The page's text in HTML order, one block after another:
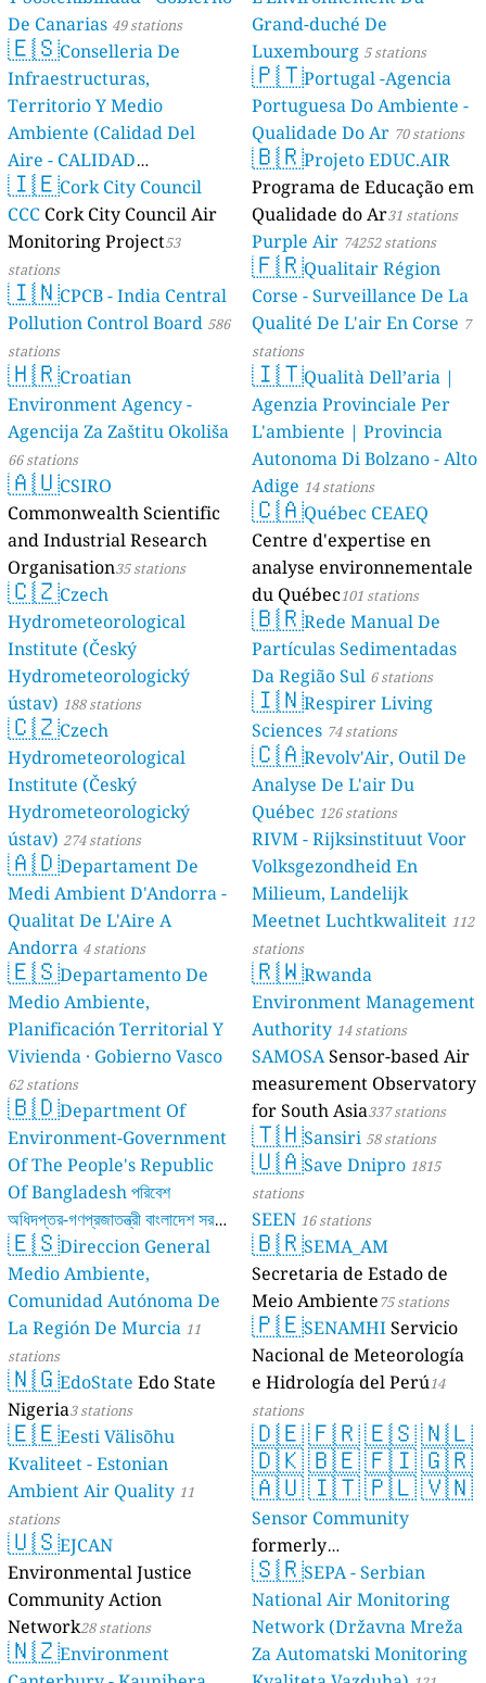
De Canarias 49 stations
🇪🇸Conselleria De
Infraestructuras,
Territorio Y Medio
Ambiente (Calidad Del
Aire - CALIDAD
AMBIENTAL) 23 stations
🇮🇪Cork City Council
CCC Cork City Council Air
Monitoring Project53
stations
🇮🇳CPCB - India Central
Pollution Control Board 586
stations
🇭🇷Croatian
Environment Agency -
Agencija Za Zaštitu Okoliša
66 stations
🇦🇺CSIRO
Commonwealth Scientific
and Industrial Research
Organisation35 stations
🇨🇿Czech
Hydrometeorological
Institute (Český
Hydrometeorologický
ústav) 188 stations
🇨🇿Czech
Hydrometeorological
Institute (Český
Hydrometeorologický
ústav) 274 stations
🇦🇩Departament De
Medi Ambient D'Andorra -
Qualitat De L'Aire A
Andorra 4 stations
🇪🇸Departamento De
Medio Ambiente,
Planificación Territorial Y
Vivienda · Gobierno Vasco
62 stations
🇧🇩Department Of
Environment-Government
Of The People's Republic
Of Bangladesh পরিবেশ
অধিদপ্তর-গণপ্রজাতন্ত্রী বাংলাদেশ সরকার
17 stations
🇪🇸Direccion General
Medio Ambiente,
Comunidad Autónoma De
La Región De Murcia 11
stations
🇳🇬EdoState Edo State
Nigeria3 stations
🇪🇪Eesti Välisõhu
Kvaliteet - Estonian
Ambient Air Quality 11
stations
🇺🇸EJCAN
Environmental Justice
Community Action
Network28 stations
🇳🇿Environment
Grand-duché De
Luxembourg 5 stations
🇵🇹Portugal -Agencia
Portuguesa Do Ambiente -
Qualidade Do Ar 70 stations
🇧🇷Projeto EDUC.AIR
Programa de Educação em
Qualidade do Ar31 stations
Purple Air 74252 stations
🇫🇷Qualitair Région
Corse - Surveillance De La
Qualité De L'air En Corse 7
stations
🇮🇹Qualità Dell’aria |
Agenzia Provinciale Per
L'ambiente | Provincia
Autonoma Di Bolzano - Alto
Adige 14 stations
🇨🇦Québec CEAEQ
Centre d'expertise en
analyse environnementale
du Québec101 stations
🇧🇷Rede Manual De
Partículas Sedimentadas
Da Região Sul 6 stations
🇮🇳Respirer Living
Sciences 74 stations
🇨🇦Revolv'Air, Outil De
Analyse De L'air Du
Québec 126 stations
RIVM - Rijksinstituut Voor
Volksgezondheid En
Milieum, Landelijk
Meetnet Luchtkwaliteit 112
stations
🇷🇼Rwanda
Environment Management
Authority 14 stations
SAMOSASensor-based Air
measurement Observatory
for South Asia337 stations
🇹🇭Sansiri 58 stations
🇺🇦Save Dnipro 1815
stations
SEEN 16 stations
🇧🇷SEMA_AM
Secretaria de Estado de
Meio Ambiente75 stations
🇵🇪SENAMHIServicio
Nacional de Meteorología
e Hidrología del Perú14
stations
🇩🇪🇫🇷🇪🇸🇳🇱
🇩🇰🇧🇪🇫🇮🇬🇷
🇦🇺🇮🇹🇵🇱🇻🇳
Sensor Community
formerly
luftdaten.info35819 stations
🇸🇷SEPA - Serbian
National Air Monitoring
Network (Državna Mreža
Za Automatski Monitoring